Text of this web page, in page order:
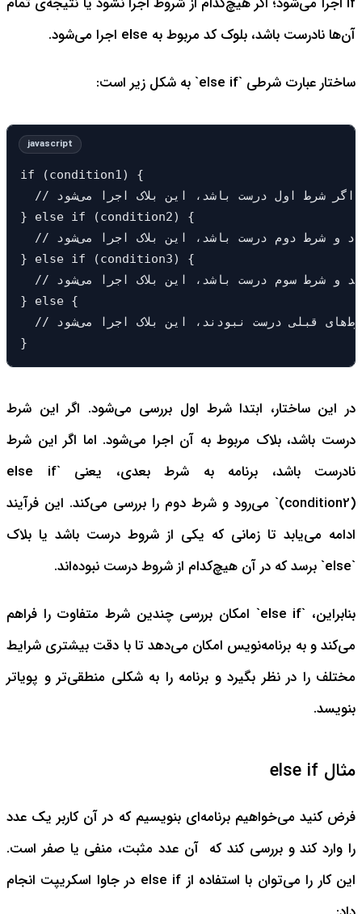
آن‌ها نادرست باشد، بلوک کد مربوط به else اجرا می‌شود.
ساختار عبارت شرطی `else if` به شکل زیر است:
if (condition1) {
  // اگر شرط اول درست باشد، این بلاک اجرا می‌شود
} else if (condition2) {
  // اگر شرط اول نادرست بود و شرط دوم درست باشد، این بلاک اجرا می‌شود
} else if (condition3) {
  // اگر هیچ‌کدام از شرط‌های قبلی درست نبودند و شرط سوم درست باشد، این بلاک اجرا می‌شود
} else {
  // اگر هیچ‌کدام از شرط‌های قبلی درست نبودند، این بلاک اجرا می‌شود
}
در این ساختار، ابتدا شرط اول بررسی می‌شود. اگر این شرط
درست باشد، بلاک مربوط به آن اجرا می‌شود. اما اگر این شرط
نادرست باشد، برنامه به شرط بعدی، یعنی `else if
(condition2)` می‌رود و شرط دوم را بررسی می‌کند. این فرآیند
ادامه می‌یابد تا زمانی که یکی از شروط درست باشد یا بلاک
`else` برسد که در آن هیچ‌کدام از شروط درست نبوده‌اند.
بنابراین، `else if` امکان بررسی چندین شرط متفاوت را فراهم
می‌کند و به برنامه‌نویس امکان می‌دهد تا با دقت بیشتری شرایط
مختلف را در نظر بگیرد و برنامه را به شکلی منطقی‌تر و پویاتر
بنویسد.
مثال else if
فرض کنید می‌خواهیم برنامه‌ای بنویسیم که در آن کاربر یک عدد
را وارد کند و بررسی کند که آن عدد مثبت، منفی یا صفر است.
این کار را می‌توان با استفاده از else if در جاوا اسکریپت انجام